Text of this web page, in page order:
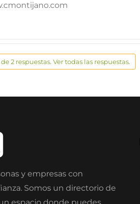
2 respuestas. Ver todas las respuestas.
y empresas con
Somos un directorio de